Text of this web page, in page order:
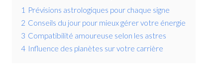
1 Prévisions astrologiques pour chaque signe
2 Conseils du jour pour mieux gérer votre énergie
3 Compatibilité amoureuse selon les astres
4 Influence des planètes sur votre carrière